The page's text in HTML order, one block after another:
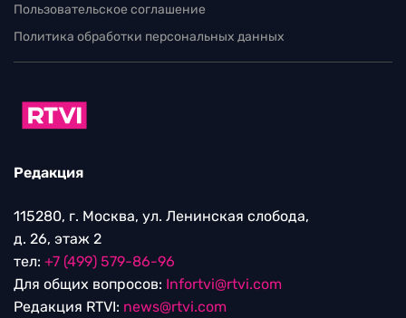
Пользовательское соглашение
Политика обработки персональных данных
Редакция
115280, г. Москва, ул. Ленинская слобода,
д. 26, этаж 2
тел: +7 (499) 579-86-96
Для общих вопросов: Infortvi@rtvi.com
Редакция RTVI: news@rtvi.com